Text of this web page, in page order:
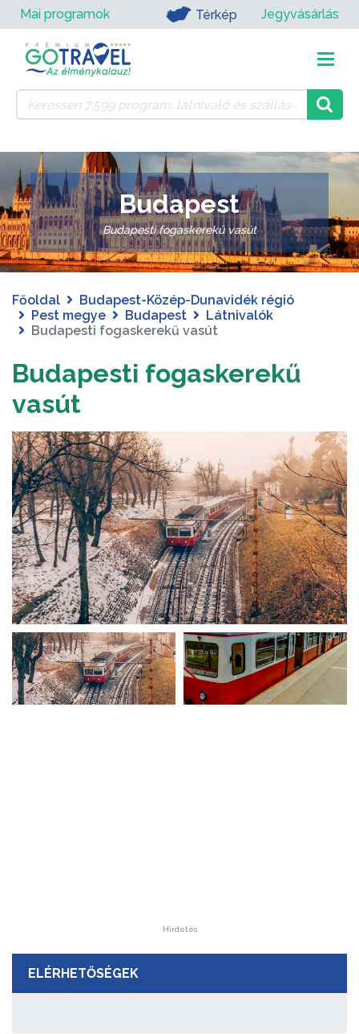
Mai programok Térkép Jegyvásárlás
Budapest
Budapesti fogaskerekű vasút
Főoldal
Budapest-Közép-Dunavidék régió
Pest megye
Budapest
Látnivalók
Budapesti fogaskerekű vasút
Budapesti fogaskerekű
vasút
Hirdetés
ELÉRHETŐSÉGEK